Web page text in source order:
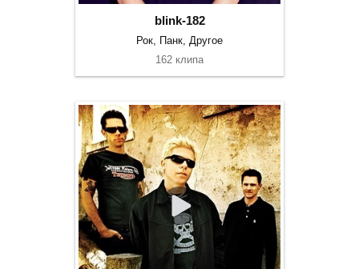
blink-182
Рок, Панк, Другое
162 клипа